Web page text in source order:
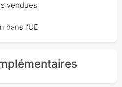
vendues
dans l'UE